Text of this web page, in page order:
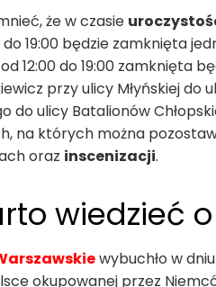
że w czasie
do 19:00 będzie zamknięta
12:00 do 19:00 zamknięta
przy ulicy Młyńskiej
do ulicy Batalionów
na których można
oraz inscenizacji.
wiedzieć
wybuchło w
okupowanej przez